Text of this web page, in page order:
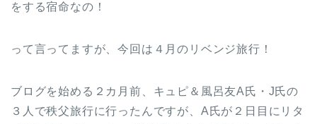
をする宿命なの！
って言ってますが、今回は４月のリベンジ旅行！
ブログを始める２カ月前、キュピ＆風呂友A氏・J氏の
３人で秩父旅行に行ったんですが、A氏が２日目にリタ